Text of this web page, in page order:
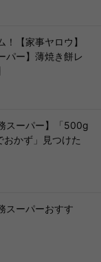
【家事ヤロウ】
パー】薄焼き餅レ
スーパー】「500g
かず」見つけた
スーパーおすす